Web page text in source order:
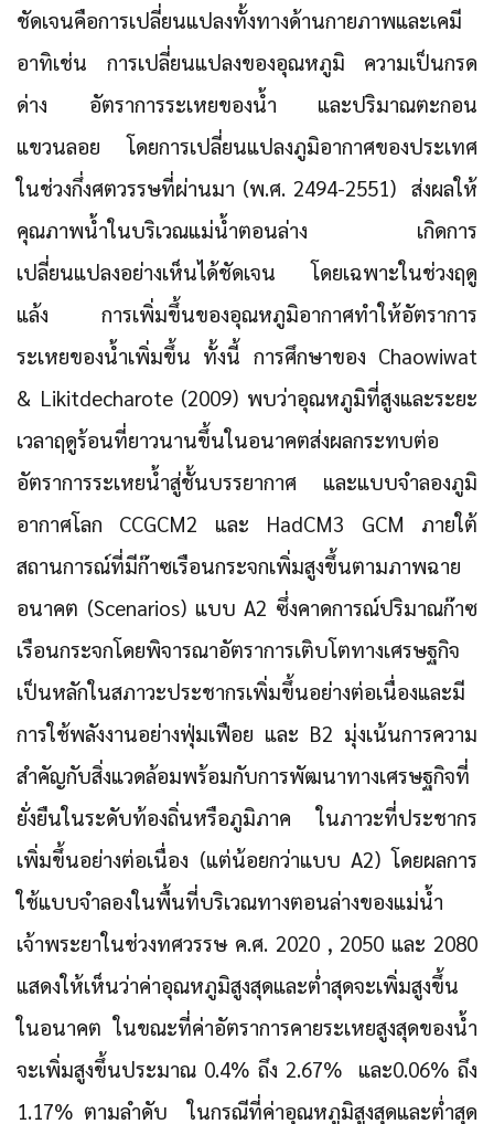
ชัดเจนคือการเปลี่ยนแปลงทั้งทางด้านกายภาพและเคมี
อาทิเช่น การเปลี่ยนแปลงของอุณหภูมิ ความเป็นกรด
ด่าง อัตราการระเหยของน้ำ และปริมาณตะกอน
แขวนลอย โดยการเปลี่ยนแปลงภูมิอากาศของประเทศ
ในช่วงกึ่งศตวรรษที่ผ่านมา (พ.ศ. 2494-2551) ส่งผลให้
คุณภาพน้ำในบริเวณแม่น้ำตอนล่าง เกิดการ
เปลี่ยนแปลงอย่างเห็นได้ชัดเจน โดยเฉพาะในช่วงฤดู
แล้ง การเพิ่มขึ้นของอุณหภูมิอากาศทำให้อัตราการ
ระเหยของน้ำเพิ่มขึ้น ทั้งนี้ การศึกษาของ Chaowiwat
& Likitdecharote (2009) พบว่าอุณหภูมิที่สูงและระยะ
เวลาฤดูร้อนที่ยาวนานขึ้นในอนาคตส่งผลกระทบต่อ
อัตราการระเหยน้ำสู่ชั้นบรรยากาศ และแบบจำลองภูมิ
อากาศโลก CCGCM2 และ HadCM3 GCM ภายใต้
สถานการณ์ที่มีก๊าซเรือนกระจกเพิ่มสูงขึ้นตามภาพฉาย
อนาคต (Scenarios) แบบ A2 ซึ่งคาดการณ์ปริมาณก๊าซ
เรือนกระจกโดยพิจารณาอัตราการเติบโตทางเศรษฐกิจ
เป็นหลักในสภาวะประชากรเพิ่มขึ้นอย่างต่อเนื่องและมี
การใช้พลังงานอย่างฟุ่มเฟือย และ B2 มุ่งเน้นการความ
สำคัญกับสิ่งแวดล้อมพร้อมกับการพัฒนาทางเศรษฐกิจที่
ยั่งยืนในระดับท้องถิ่นหรือภูมิภาค ในภาวะที่ประชากร
เพิ่มขึ้นอย่างต่อเนื่อง (แต่น้อยกว่าแบบ A2) โดยผลการ
ใช้แบบจำลองในพื้นที่บริเวณทางตอนล่างของแม่น้ำ
เจ้าพระยาในช่วงทศวรรษ ค.ศ. 2020 , 2050 และ 2080
แสดงให้เห็นว่าค่าอุณหภูมิสูงสุดและต่ำสุดจะเพิ่มสูงขึ้น
ในอนาคต ในขณะที่ค่าอัตราการคายระเหยสูงสุดของน้ำ
จะเพิ่มสูงขึ้นประมาณ 0.4% ถึง 2.67% และ0.06% ถึง
1.17% ตามลำดับ ในกรณีที่ค่าอุณหภูมิสูงสุดและต่ำสุด